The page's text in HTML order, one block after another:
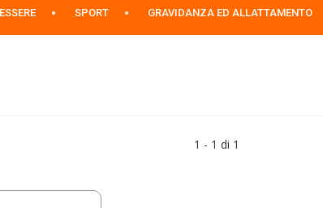
SPORT GRAVIDANZA ED ALLATTAMENTO
1 - 1 di 1